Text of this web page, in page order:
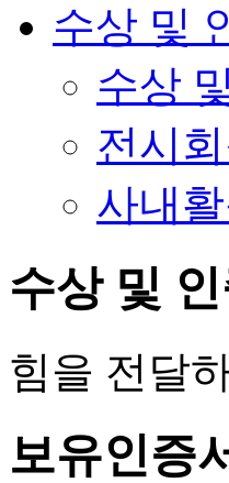
수상 및
수상
전시
사내
수상 및
힘을 전달
보유인증